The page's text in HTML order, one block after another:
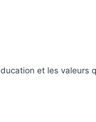
et les valeurs